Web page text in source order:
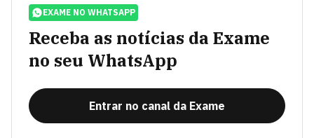
EXAME NO WHATSAPP
Receba as notícias da Exame
no seu WhatsApp
Entrar no canal da Exame